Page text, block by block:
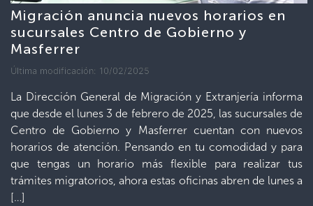
Migración anuncia nuevos horarios en
sucursales Centro de Gobierno y
Masferrer
Última modificación: 10/02/2025
La Dirección General de Migración y Extranjería informa
que desde el lunes 3 de febrero de 2025, las sucursales de
Centro de Gobierno y Masferrer cuentan con nuevos
horarios de atención. Pensando en tu comodidad y para
que tengas un horario más flexible para realizar tus
trámites migratorios, ahora estas oficinas abren de lunes a
[…]